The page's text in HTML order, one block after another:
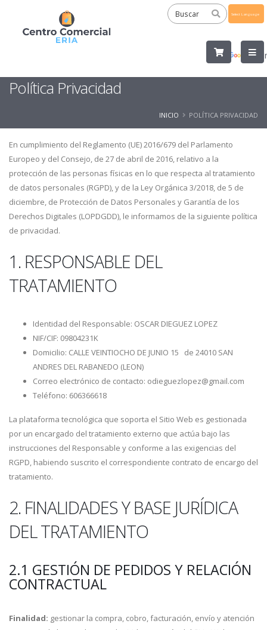
by
Política Privacidad
INICIO POLÍTICA PRIVACIDAD
En cumplimiento del Reglamento (UE) 2016/679 del Parlamento
Europeo y del Consejo, de 27 de abril de 2016, relativo a la
protección de las personas físicas en lo que respecta al tratamiento
de datos personales (RGPD), y de la Ley Orgánica 3/2018, de 5 de
diciembre, de Protección de Datos Personales y Garantía de los
Derechos Digitales (LOPDGDD), le informamos de la siguiente política
de privacidad.
1. RESPONSABLE DEL
TRATAMIENTO
Identidad del Responsable: OSCAR DIEGUEZ LOPEZ
NIF/CIF: 09804231K
Domicilio: CALLE VEINTIOCHO DE JUNIO 15 de 24010 SAN
ANDRES DEL RABANEDO (LEON)
Correo electrónico de contacto: odieguezlopez@gmail.com
Teléfono: 606366618
La plataforma tecnológica que soporta el Sitio Web es gestionada
por un encargado del tratamiento externo que actúa bajo las
instrucciones del Responsable y conforme a las exigencias del
RGPD, habiendo suscrito el correspondiente contrato de encargo del
tratamiento.
2. FINALIDADES Y BASE JURÍDICA
DEL TRATAMIENTO
2.1 GESTIÓN DE PEDIDOS Y RELACIÓN
CONTRACTUAL
Finalidad: gestionar la compra, cobro, facturación, envío y atención